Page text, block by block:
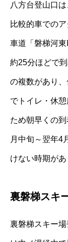
八方台登山口
比較的車での
車道「磐梯河
約25分ほどで
の複数があり
でトイレ・休
ため朝早くの
月中旬～翌年4
けない時期があ
裏磐梯スキ
裏磐梯スキー